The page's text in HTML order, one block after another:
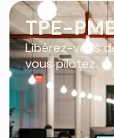
TPE-
Libérez-vous
vous pilotez.